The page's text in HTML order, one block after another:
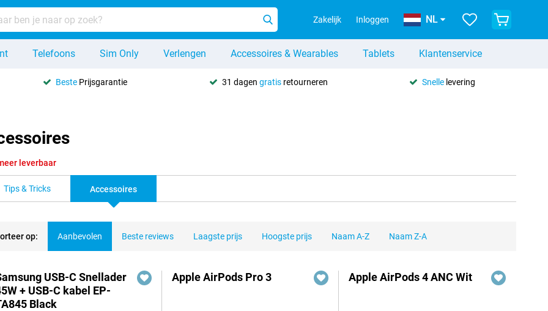
Zakelijk Inloggen NL
Telefoons Sim Only Verlengen Accessoires & Wearables Tablets Klantenservice
Beste Prijsgarantie 31 dagen gratisretourneren Snellelevering
leverbaar
Tips & Tricks Accessoires
op: Aanbevolen Beste reviews Laagste prijs Hoogste prijs Naam A-Z Naam Z-A
USB-C Snellader
+ USB-C kabel EP-
Black
Apple AirPods Pro 3 Apple AirPods 4 ANC Wit